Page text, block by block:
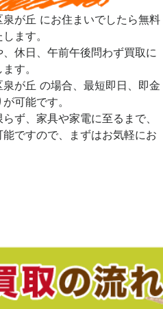
が丘 にお住まいでしたら無料
ます。
休日、午前午後問わず買取に
す。
が丘 の場合、最短即日、即金
可能です。
ず、家具や家電に至るまで、
ですので、まずはお気軽にお